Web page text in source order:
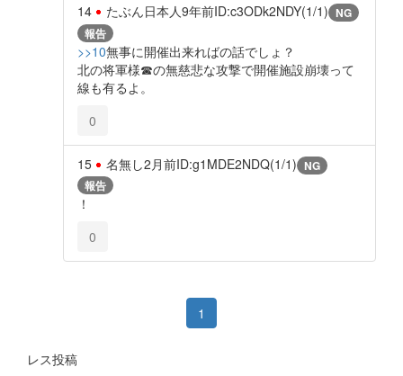
14 たぶん日本人9年前ID:c3ODk2NDY(1/1) NG
報告
>>10無事に開催出来ればの話でしょ？
北の将軍様☎の無慈悲な攻撃で開催施設崩壊って
線も有るよ。
0
15 名無し2月前ID:g1MDE2NDQ(1/1) NG
報告
！
0
1
レス投稿